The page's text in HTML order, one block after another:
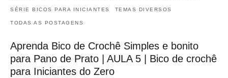
SÉRIE BICOS PARA INICIANTES TEMAS DIVERSOS
TODAS AS POSTAGENS
Aprenda Bico de Crochê Simples e bonito
para Pano de Prato | AULA 5 | Bico de crochê
para Iniciantes do Zero